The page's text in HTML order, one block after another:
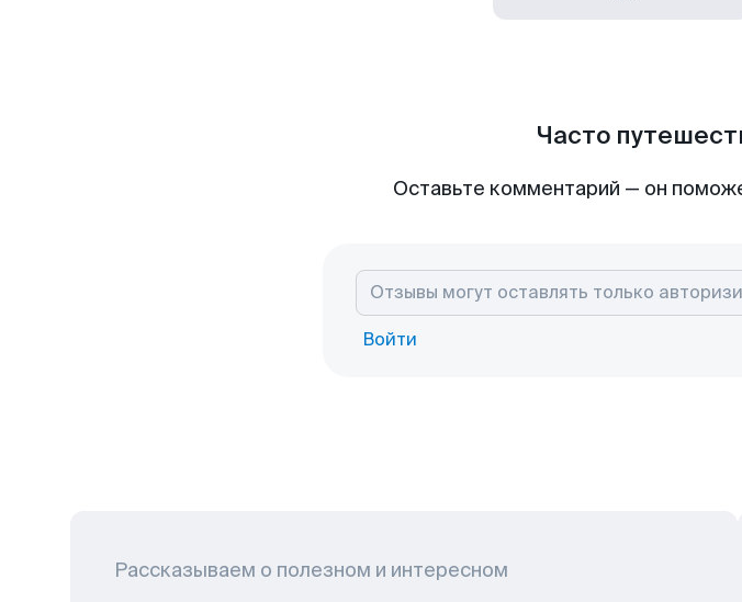
Часто
Оставьте комментарий — он
Войти
Рассказываем о полезном и интересном